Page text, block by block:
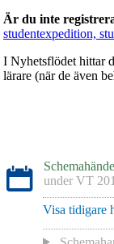
Är du inte
studentexpedition,
I Nyhetsflödet hittar
lärare (när de även
under VT
Visa tidigare